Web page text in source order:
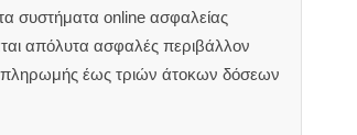
συστήματα online ασφαλείας
απόλυτα ασφαλές περιβάλλον
πληρωμής έως τριών άτοκων δόσεων